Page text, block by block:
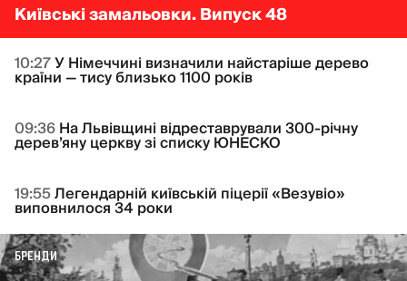
10:27У Німеччині визначили найстаріше дерево
країни — тису близько 1100 років
09:36На Львівщині відреставрували 300-річну
дерев’яну церкву зі списку ЮНЕСКО
19:55Легендарній київській піцерії «Везувіо»
виповнилося 34 роки
Київські замальовки. Випуск 48
БРЕНДИ